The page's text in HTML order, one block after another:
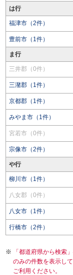
は行
福津市（2件）
豊前市（1件）
ま行
三井郡（0件）
三潴郡（1件）
京都郡（1件）
みやま市（1件）
宮若市（0件）
宗像市（2件）
や行
柳川市（1件）
八女郡（0件）
八女市（1件）
行橋市（2件）
「都道府県から検索
のみの件数を表示し
ご利用ください。